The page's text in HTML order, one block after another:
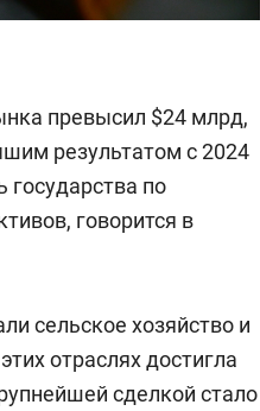
превысил $24 млрд,
результатом с 2024
государства по
говорится в
сельское хозяйство и
отраслях достигла
сделкой стало